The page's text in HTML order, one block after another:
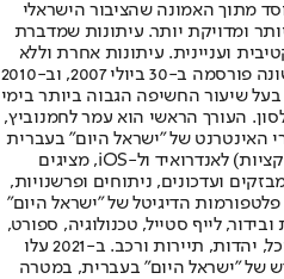
מתוך האמונה שהציבור הישראלי
ומדויקת יותר. עיתונות שמדברת
ועניינית. עיתונות אחרת וללא
תשלום. המהדורה המודפסת הראשונה פורסמה ב-30 ביולי 2007, וב-2010
שיעור החשיפה הגבוה ביותר בימי
העורך הראשי הוא עמר לחמנוביץ,
האינטרנט של "ישראל היום" בעברית
ובאנגלית, כמו כן היישומונים (אפליקציות) לאנדרואיד ול-iOS, מציגים
ועדכונים, ניתוחים ופרשנויות,
פלטפורמות הדיגיטל של "ישראל היום"
לייף סטייל, טכנולוגיה, ספורט,
כלכלה וצרכנות, בריאות, חיילים, אוכל, יהדות, תיירות ורכב. ב-2021 עלו
של "ישראל היום" בעברית, במטרה